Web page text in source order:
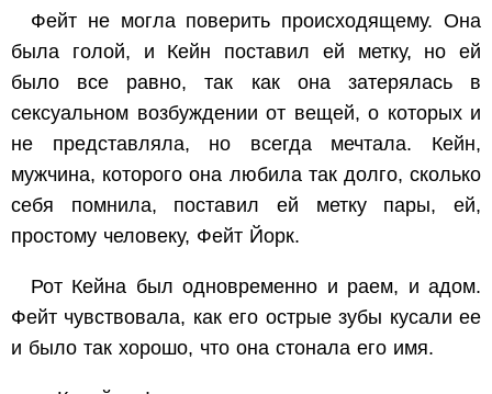
Фейт не могла поверить происходящему. Она
была голой, и Кейн поставил ей метку, но ей
было все равно, так как она затерялась в
сексуальном возбуждении от вещей, о которых и
не представляла, но всегда мечтала. Кейн,
мужчина, которого она любила так долго, сколько
себя помнила, поставил ей метку пары, ей,
простому человеку, Фейт Йорк.
Рот Кейна был одновременно и раем, и адом.
Фейт чувствовала, как его острые зубы кусали ее
и было так хорошо, что она стонала его имя.